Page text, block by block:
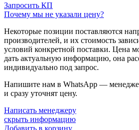
Запросить КП
Почему мы не указали цену?
Некоторые позиции поставляются
производителей, и их стоимость
условий конкретной поставки. Цена
дать актуальную информацию, она
индивидуально под запрос.
Напишите нам в WhatsApp —
и сразу уточнят цену.
Написать менеджеру
скрыть информацию
Добавить в корзину